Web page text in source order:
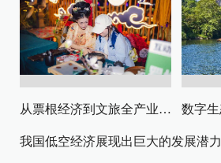
从票根经济到文旅全产业链升级
我国低空经济展现出巨大的发展潜力